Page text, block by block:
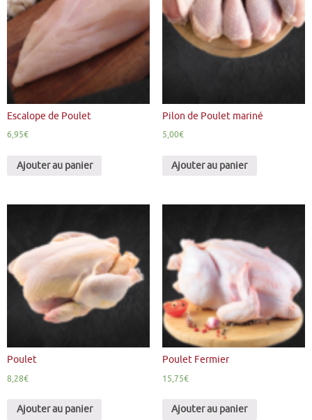
Escalope de Poulet
6,95€
Ajouter au panier
Pilon de Poulet mariné
5,00€
Ajouter au panier
Poulet
8,28€
Ajouter au panier
Poulet Fermier
15,75€
Ajouter au panier